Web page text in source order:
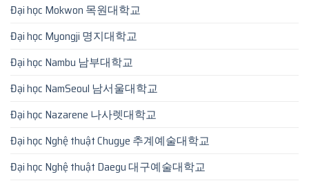
Đại học Mokwon 목원대학교
Đại học Myongji 명지대학교
Đại học Nambu 남부대학교
Đại học NamSeoul 남서울대학교
Đại học Nazarene 나사렛대학교
Đại học Nghệ thuật Chugye 추계예술대학교
Đại học Nghệ thuật Daegu 대구예술대학교